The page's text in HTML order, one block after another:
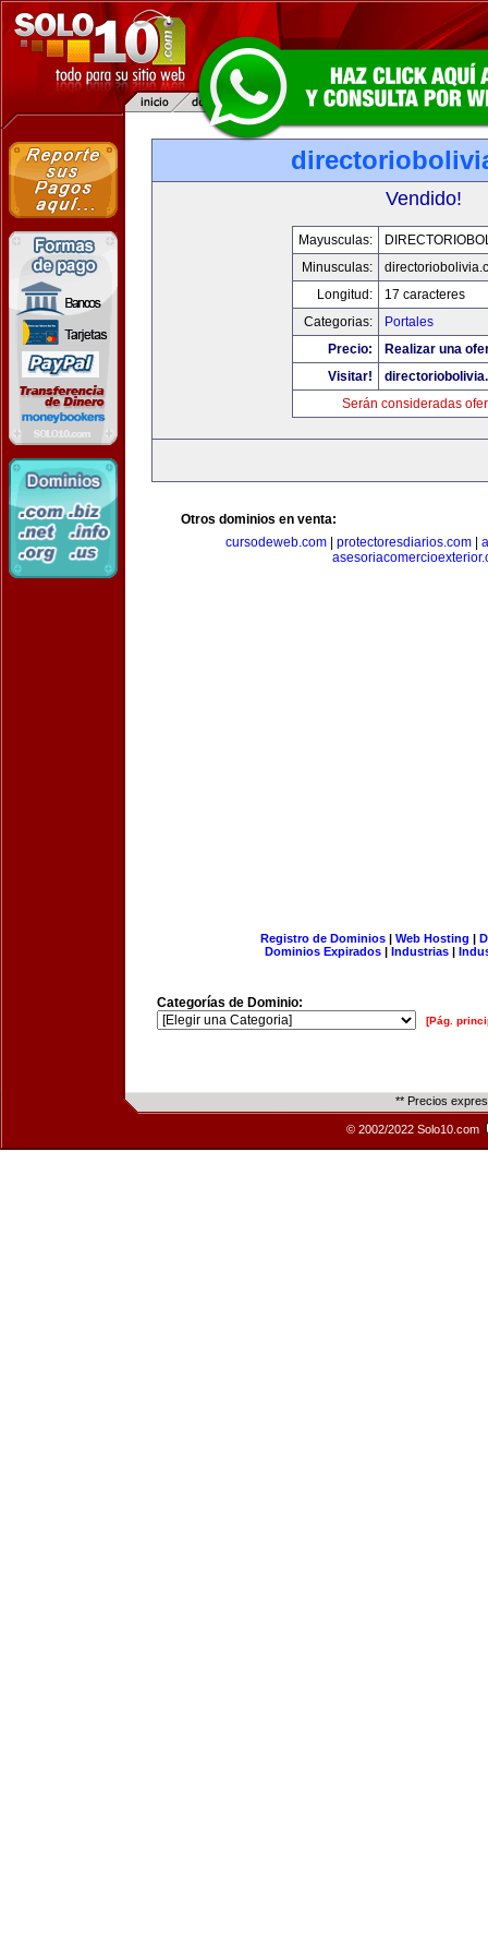
Vendido!
Mayusculas:
Minusculas:
Longitud:
17 caracteres
Categorias:
Portales
Precio:
Realizar una
Visitar!
Serán consideradas
Otros dominios en venta:
cursodeweb.com
protectoresdiarios.com
Registro de Dominios| Web Hosting |
Dominios Expirados | Industrias |
Categorías de Dominio:
[Pág.
** Precios
© 2002/2022 Solo10.com